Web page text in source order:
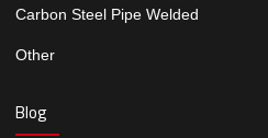
Carbon Steel Pipe Welded
Other
Blog